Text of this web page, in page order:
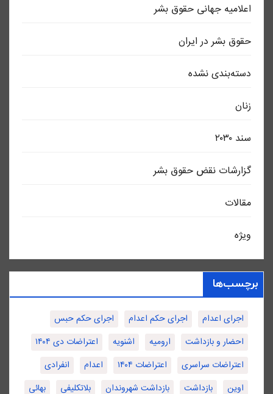
اعلاميه جهانی حقوق بشر
حقوق بشر در ایران
دسته‌بندی نشده
زنان
سند ٢٠٣٠
گزارشات نقض حقوق بشر
مقالات
ویژه
برچسب‌ها
اجرای اعدام اجرای حکم اعدام
اجرای حکم حبس
احضار و بازداشت
ارومیه اشنویه
اعتراضات دی ۱۴۰۴
اعتراضات سراسری
اعتراضات ۱۴۰۴ اعدام
انفرادی
اوین
بازداشت بازداشت شهروندان بلاتکلیفی بهائی